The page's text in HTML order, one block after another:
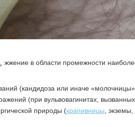
жжение в области промежности
(кандидоза или иначе
(при вульвовагинитах,
природы (крапивницы ,